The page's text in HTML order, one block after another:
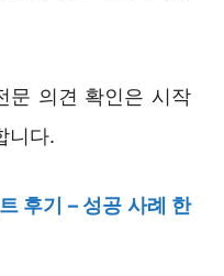
문 의견 확인은 시작
니다.
후기 – 성공 사례 한